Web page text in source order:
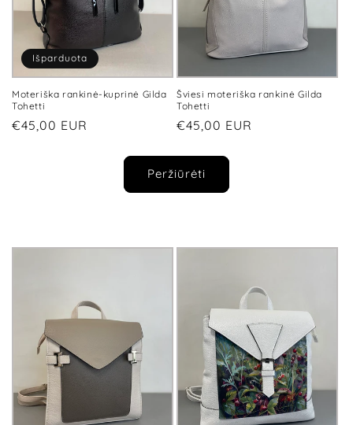
Išparduota
Moteriška rankinė-kuprinė Gilda
Tohetti
Įprasta
€45,00 EUR
Šviesi moteriška rankinė Gilda
Tohetti
Įprasta
€45,00 EUR
Peržiūrėti